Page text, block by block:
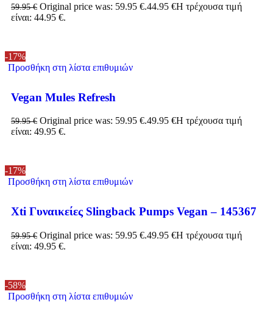
59.95€ Original price was: 59.95 €.44.95 €Η τρέχουσα τιμή
είναι: 44.95 €.
-17%
Προσθήκη στη λίστα επιθυμιών
Vegan Mules Refresh
59.95€ Original price was: 59.95 €.49.95 €Η τρέχουσα τιμή
είναι: 49.95 €.
-17%
Προσθήκη στη λίστα επιθυμιών
Xti Γυναικείες Slingback Pumps Vegan – 145367
59.95€ Original price was: 59.95 €.49.95 €Η τρέχουσα τιμή
είναι: 49.95 €.
-58%
Προσθήκη στη λίστα επιθυμιών